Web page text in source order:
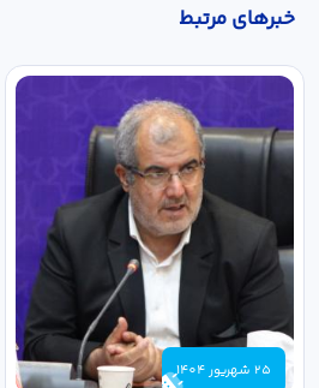
خبر‌های مرتبط
25 شهریور 1404